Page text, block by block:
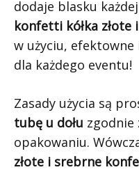
dodaje blasku
konfetti kółka złote
w użyciu,
dla każdego eventu!
Zasady użycia są
tubę u dołu zgodnie
opakowaniu.
złote i srebrne